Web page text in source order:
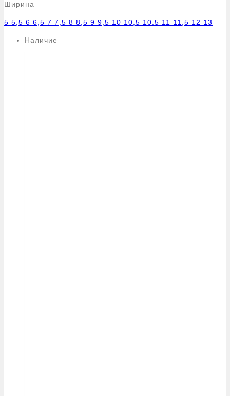
Ширина
5 5,5 6 6,5 7 7,5 8 8,5 9 9,5 10 10,5 10.5 11 11,5 12 13
Наличие